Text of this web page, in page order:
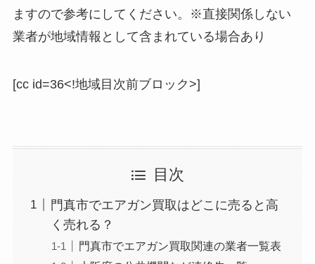
ますので参考にしてください。※直接関係しない
業者が地域情報として含まれている場合あり
[cc id=36<!地域目次前ブロック>]
目次
門真市でエアガン買取はどこに売ると高
く売れる？
門真市でエアガン買取関連の業者一覧表